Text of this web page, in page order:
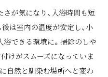
が気になり、入浴時間も短
は室内の温度が安定し、小
できる環境に。掃除のしや
けがスムーズになっていま
自然と馴染む場所へと変わ